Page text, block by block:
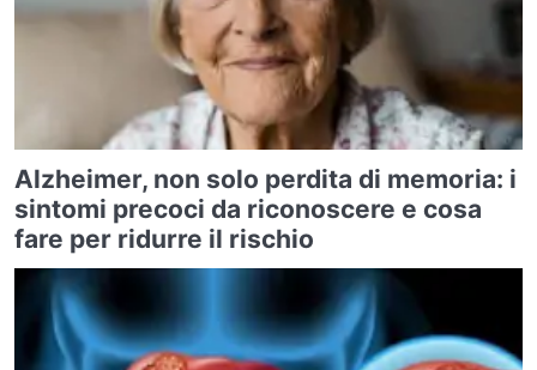
Alzheimer, non solo perdita di memoria: i
sintomi precoci da riconoscere e cosa
fare per ridurre il rischio